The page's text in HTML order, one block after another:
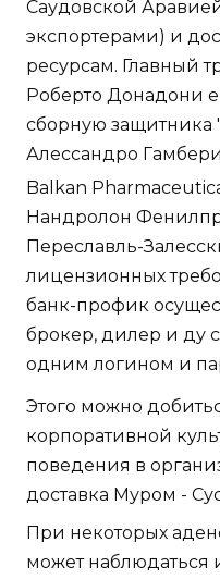
Саудовской
экспортерами) и
ресурсам. Главный
Роберто Донадони
сборную
Алессандро
Balkan
Нандролон
Переславль-
лицензионных
банк-профик
брокер, дилер и ду
одним логином и
Этого можно
корпоративной
поведения в
доставка Муром -
При некоторых
может наблюдаться